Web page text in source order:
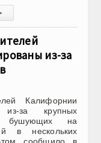
из-за
Калифорнии
за крупных
бушующих на
в нескольких